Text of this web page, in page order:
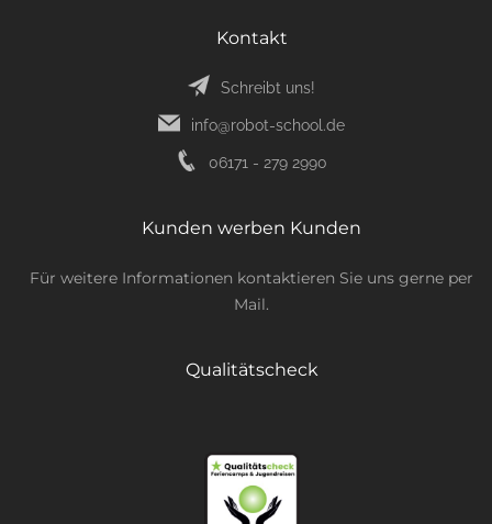
Kontakt
Schreibt uns!
info@robot-school.de
06171 - 279 2990
Kunden werben Kunden
Für weitere Informationen kontaktieren Sie uns gerne per
Mail.
Qualitätscheck